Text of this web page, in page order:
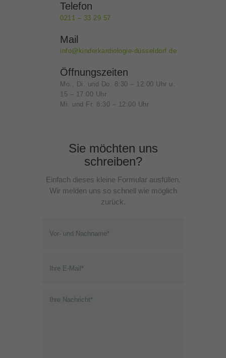
Telefon
0211 – 33 29 57
Mail
info@kinderkardiologie-düsseldorf.de
Öffnungszeiten
Mo., Di. und Do. 8:30 – 12:00 Uhr u.
15 – 17:00 Uhr
Mi. und Fr. 8:30 – 12:00 Uhr
Sie möchten uns
schreiben?
Einfach dieses kleine Formular ausfüllen.
Wir melden uns so schnell wie möglich
zurück.